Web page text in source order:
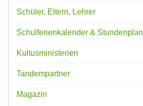
Schüler, Eltern, Lehrer
Schulferienkalender & Stundenplan
Kultusministerien
Tandempartner
Magazin